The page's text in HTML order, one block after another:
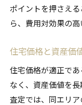
ポイントを押さえ
ら、費用対効果の高
住宅価格と資産価
住宅価格が適正で
なく、資産価値を
査定では、同エリ